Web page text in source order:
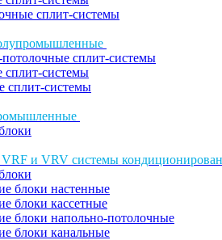
сплит-системы
сплит-системы
сплит-системы
сплит-системы
и VRV системы
блоки настенные
блоки кассетные
блоки напольно-потолочные
блоки канальные